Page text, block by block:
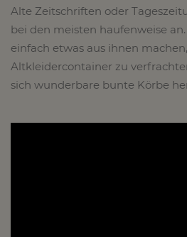
Alte Zeitschriften oder
bei den meisten haufenweise
einfach etwas aus ihnen
Altkleidercontainer zu
sich wunderbare bunte Körbe